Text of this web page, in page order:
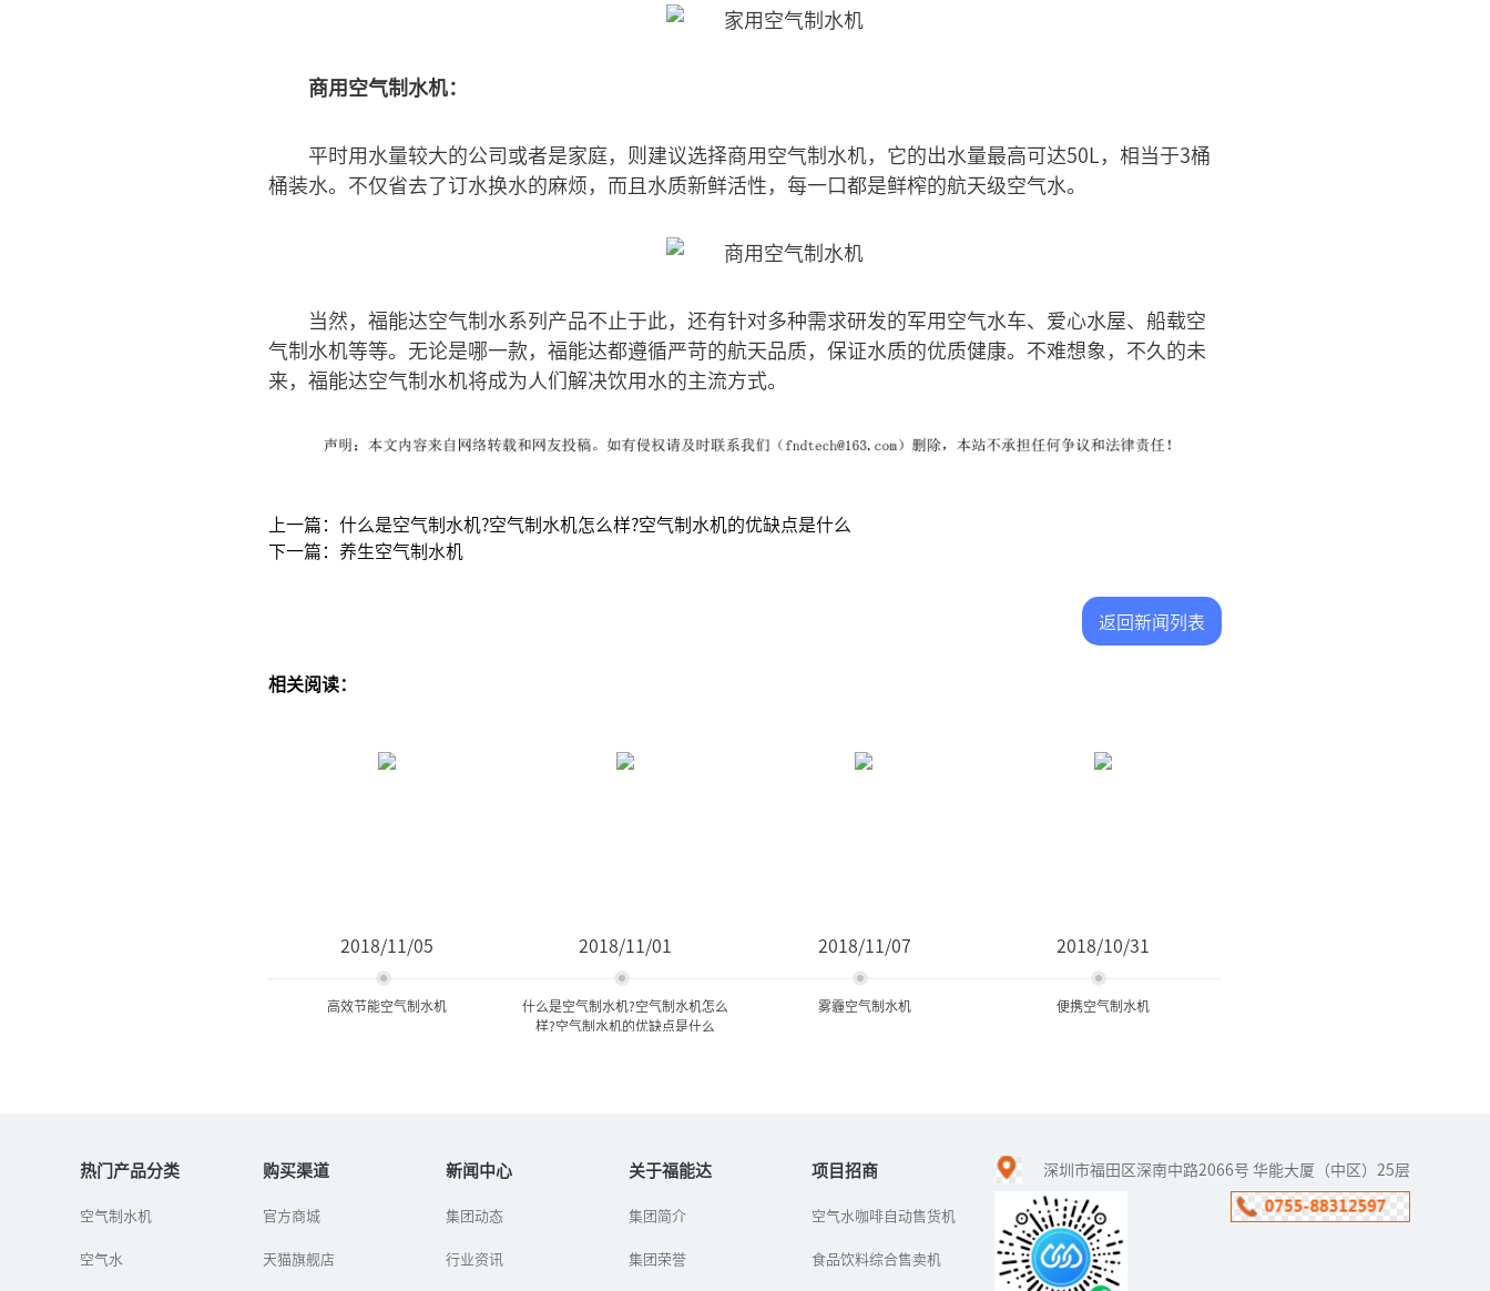
商用空气制水机：
平时用水量较大的公司或者是家庭，则建议选择商用空气制水机，它的出水量最高可达50L，相当于3桶
桶装水。不仅省去了订水换水的麻烦，而且水质新鲜活性，每一口都是鲜榨的航天级空气水。
当然，福能达空气制水系列产品不止于此，还有针对多种需求研发的军用空气水车、爱心水屋、船载空
气制水机等等。无论是哪一款，福能达都遵循严苛的航天品质，保证水质的优质健康。不难想象，不久的未
来，福能达空气制水机将成为人们解决饮用水的主流方式。
上一篇：什么是空气制水机?空气制水机怎么样?空气制水机的优缺点是什么
下一篇：养生空气制水机
返回新闻列表
相关阅读：
2018/11/05
高效节能空气制水机
普通老百姓对清洁饮用水
问，这高效节能空气制水
2018/11/01
什么是空气制水机?空气制水机怎么
样?空气制水机的优缺点是什么
空气制水机怎么样?真有那
总是容易抱怀疑态度，对
2018/11/07
雾霾空气制水机
气制水，让很多人好奇：
来的水干净吗，空气水能
2018/10/31
便携空气制水机
近几年，市场上出现了一
些便携空气制水机，以满
足在某些特殊场合的用水
需求，比如车、船、家庭
紧急用水等等。那么，便
热门产品分类
空气制水机
空气水
购买渠道
官方商城
天猫旗舰店
新闻中心
集团动态
行业资讯
关于福能达
集团简介
集团荣誉
项目招商
空气水咖啡自动售货机
食品饮料综合售卖机
深圳市福田区深南中路2066号 华能大厦（中区）25层